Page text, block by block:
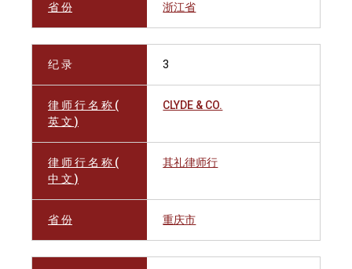
省 份 浙江省
纪 录 3
律 师 行 名 称 (
英 文 )
CLYDE & CO.
律 师 行 名 称 (
中 文 )
其礼律师行
省 份 重庆市